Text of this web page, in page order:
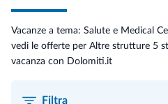
Vacanze a tema: Salute e Medical
vedi le offerte per Altre strutture 5
vacanza con Dolomiti.it
Filtra